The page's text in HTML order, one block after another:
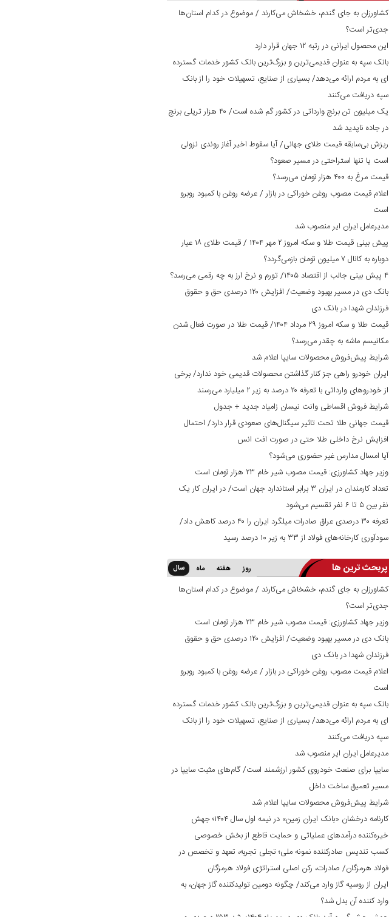
کشاورزان به جای گندم، خشخاش می‌کارند / موضوع در کدام استان‌ها
جدی‌تر است؟
این محصول ایرانی در رتبه ۱۲ جهان قرار دارد
بانک سپه به عنوان قدیمی‌ترین و بزرگ‌ترین بانک کشور خدمات گسترده
ای به مردم ارائه می‌دهد/ بسیاری از صنایع، تسهیلات خود را از بانک
سپه دریافت می‌کنند
یک میلیون تن برنج وارداتی در کشور گم شده است/ ۴۰ هزار تریلی برنج
در جاده ناپدید شد
ریزش بی‌سابقه قیمت طلای جهانی/ آیا سقوط اخیر آغاز روندی نزولی
است یا تنها استراحتی در مسیر صعود؟
قیمت مرغ به ۴۰۰ هزار تومان می‌رسد؟
اعلام قیمت مصوب روغن خوراکی در بازار / عرضه روغن با کمبود روبرو
است
مدیرعامل ایران ایر منصوب شد
پیش بینی قیمت طلا و سکه امروز ۲ مهر ۱۴۰۴ / قیمت طلای ۱۸ عیار
دوباره به کانال ۷ میلیون تومان بازمی‌گردد؟
۴ پیش بینی جالب از اقتصاد ۱۴۰۵/ تورم و نرخ ارز به چه رقمی می‌رسد؟
بانک دی در مسیر بهبود وضعیت/ افزایش ۱۲۰ درصدی حق و حقوق
فرزندان شهدا در بانک دی
قیمت طلا و سکه امروز ۲۹ مرداد ۱۴۰۴/ قیمت طلا در صورت فعال شدن
مکانیسم ماشه به چقدر می‌رسد؟
شرایط پیش‌فروش محصولات سایپا اعلام شد
ایران خودرو راهی جز کنار گذاشتن محصولات قدیمی خود ندارد/ برخی
از خودرو‌های وارداتی با تعرفه ۲۰ درصد به زیر ۲ میلیارد می‌رسند
شرایط فروش اقساطی وانت نیسان زامیاد جدید + جدول
قیمت جهانی طلا تحت تاثیر سیگنال‌های صعودی قرار دارد/ احتمال
افزایش نرخ داخلی طلا حتی در صورت افت انس
آیا امسال مدارس غیر حضوری می‌شود؟
وزیر جهاد کشاورزی: قیمت مصوب شیر خام ۲۳ هزار تومان است
تعداد کارمندان در ایران ۳ برابر استاندارد جهان است/ در ایران کار یک
نفر بین ۵ تا ۶ نفر تقسیم می‌شود
تعرفه ۳۰ درصدی عراق صادرات میلگرد ایران را ۴۰ درصد کاهش داد/
سودآوری کارخانه‌های فولاد از ۳۳ به زیر ۱۰ درصد رسید
پربحث ترین ها روز هفته ماه سال
کشاورزان به جای گندم، خشخاش می‌کارند / موضوع در کدام استان‌ها
جدی‌تر است؟
وزیر جهاد کشاورزی: قیمت مصوب شیر خام ۲۳ هزار تومان است
بانک دی در مسیر بهبود وضعیت/ افزایش ۱۲۰ درصدی حق و حقوق
فرزندان شهدا در بانک دی
اعلام قیمت مصوب روغن خوراکی در بازار / عرضه روغن با کمبود روبرو
است
بانک سپه به عنوان قدیمی‌ترین و بزرگ‌ترین بانک کشور خدمات گسترده
ای به مردم ارائه می‌دهد/ بسیاری از صنایع، تسهیلات خود را از بانک
سپه دریافت می‌کنند
مدیرعامل ایران ایر منصوب شد
سایپا برای صنعت خودروی کشور ارزشمند است/ گام‌های مثبت سایپا در
مسیر تعمیق ساخت داخل
شرایط پیش‌فروش محصولات سایپا اعلام شد
کارنامه درخشان «بانک ایران زمین» در نیمه اول سال ۱۴۰۴؛ جهش
خیره‌کننده درآمد‌های عملیاتی و حمایت قاطع از بخش خصوصی
کسب تندیس صادرکننده نمونه ملی؛ تجلی تجربه، تعهد و تخصص در
فولاد هرمزگان/ صادرات، رکن اصلی استراتژی فولاد هرمزگان
ایران از روسیه گاز وارد می‌کند/ چگونه دومین تولیدکننده گاز جهان، به
وارد کننده آن بدل شد؟